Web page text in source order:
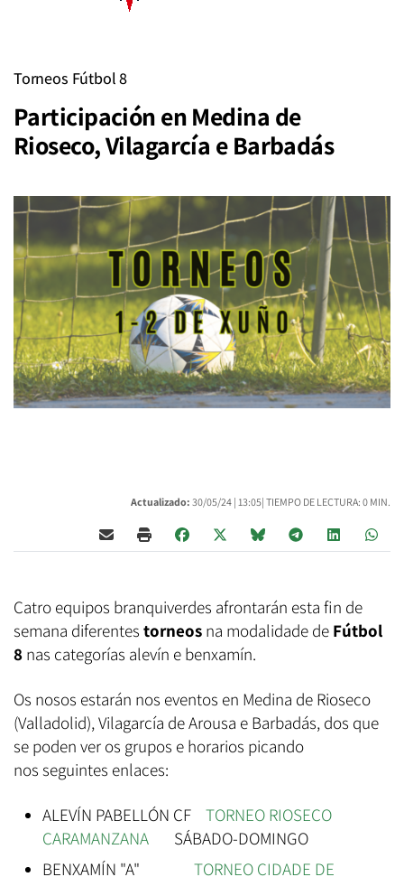
Torneos Fútbol 8
Participación en Medina de
Rioseco, Vilagarcía e Barbadás
Actualizado: 30/05/24 | 13:05| TIEMPO DE LECTURA: 0 MIN.
Catro equipos branquiverdes afrontarán esta fin de
semana diferentes torneos na modalidade de Fútbol
8 nas categorías alevín e benxamín.
Os nosos estarán nos eventos en Medina de Rioseco
(Valladolid), Vilagarcía de Arousa e Barbadás, dos que
se poden ver os grupos e horarios picando
nos seguintes enlaces:
ALEVÍN PABELLÓN CF TORNEO RIOSECO
CARAMANZANA SÁBADO-DOMINGO
BENXAMÍN "A" TORNEO CIDADE DE